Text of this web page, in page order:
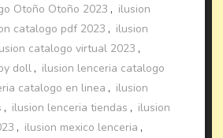
Otoño Otoño 2023 , ilusion
catalogo pdf 2023 , ilusion
catalogo virtual 2023 ,
doll , ilusion lenceria catalogo
catalogo en linea , ilusion
, ilusion lenceria tiendas , ilusion
, ilusion mexico lenceria ,